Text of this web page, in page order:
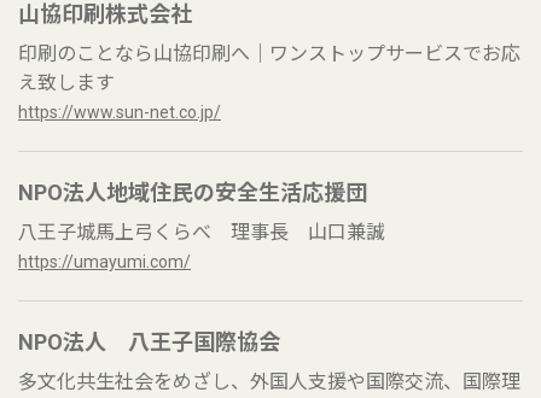
山協印刷株式会社
印刷のことなら山協印刷へ｜ワンストップサービスでお応
え致します
https://www.sun-net.co.jp/
NPO法人地域住民の安全生活応援団
八王子城馬上弓くらべ 理事長 山口兼誠
https://umayumi.com/
NPO法人 八王子国際協会
多文化共生社会をめざし、外国人支援や国際交流、国際理